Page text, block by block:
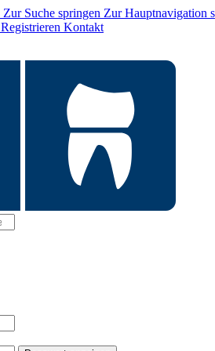
Zur Suche springen Zur Hauptnavigation
Registrieren Kontakt